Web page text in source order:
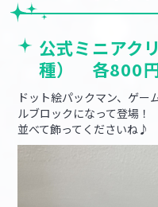
公式ミニアク
種） 各800
ドット絵パックマン、ゲー
ルブロックになって登場！
並べて飾ってくださいね♪